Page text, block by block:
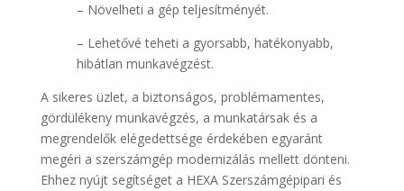
– Növelheti a gép teljesítményét.
– Lehetővé teheti a gyorsabb, hatékonyabb,
hibátlan munkavégzést.
A sikeres üzlet, a biztonságos, problémamentes,
gördülékeny munkavégzés, a munkatársak és a
megrendelők elégedettsége érdekében egyaránt
megéri a szerszámgép modernizálás mellett dönteni.
Ehhez nyújt segítséget a HEXA Szerszámgépipari és